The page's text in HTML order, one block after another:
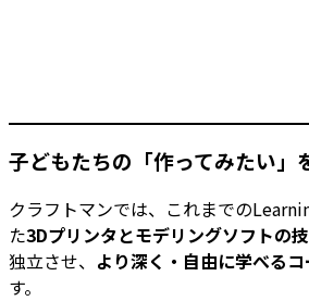
子どもたちの「作ってみたい」
クラフトマンでは、これまでの
た3Dプリンタとモデリングソフトの
独立させ、 より深く・自由に学べるコ
す。